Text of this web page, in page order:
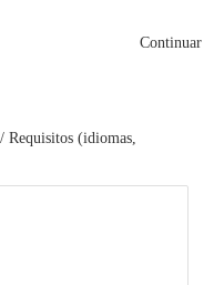
Continuar
Requisitos (idiomas,